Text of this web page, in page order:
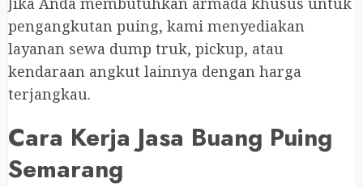
pengangkutan puing, kami menyediakan
layanan sewa dump truk, pickup, atau
kendaraan angkut lainnya dengan harga
terjangkau.
Cara Kerja Jasa Buang Puing
Semarang